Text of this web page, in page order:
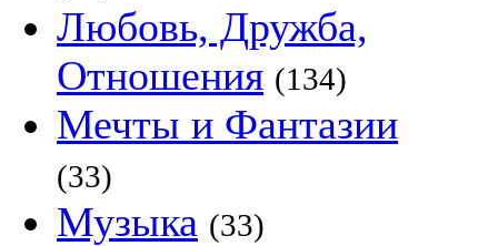
Любовь, Дружба,
Отношения (134)
Мечты и Фантазии
(33)
Музыка (33)